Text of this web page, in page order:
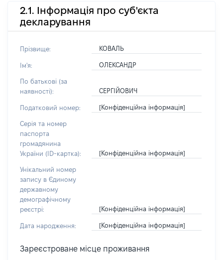
2.1. Інформація про суб'єкта
декларування
Прізвище: КОВАЛЬ
Ім'я: ОЛЕКСАНДР
По батькові (за
наявності):
СЕРГІЙОВИЧ
Податковий номер: [Конфіденційна інформація]
Серія та номер
паспорта
громадянина
України (ID-картка):
[Конфіденційна інформація]
Унікальний номер
запису в Єдиному
державному
демографічному
реєстрі:
[Конфіденційна інформація]
Дата народження: [Конфіденційна інформація]
Зареєстроване місце проживання